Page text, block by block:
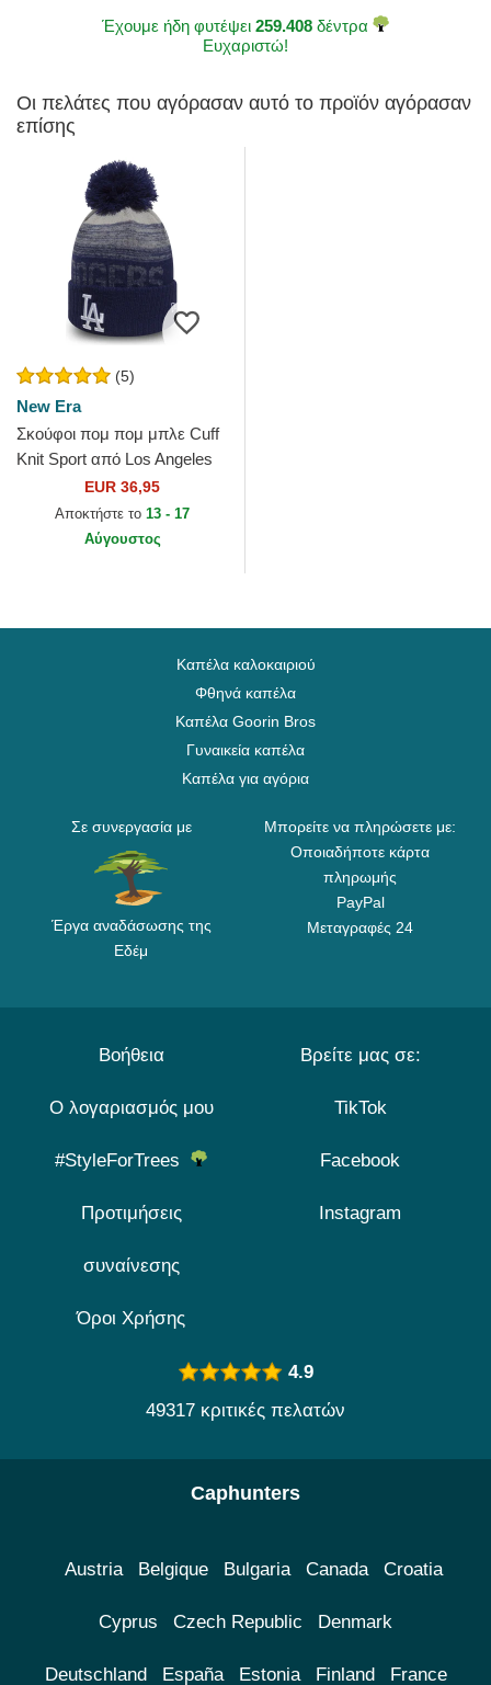
Έχουμε ήδη φυτέψει 259.408 δέντρα
Ευχαριστώ!
Οι πελάτες που αγόρασαν αυτό το προϊόν αγόρασαν
επίσης
(5)
New Era
Σκούφοι πομ πομ μπλε Cuff
Knit Sport από Los Angeles
Dodgers MLB από New Era
EUR 36,95
Αποκτήστε το 13 - 17
Αύγουστος
Καπέλα καλοκαιριού
Φθηνά καπέλα
Καπέλα Goorin Bros
Γυναικεία καπέλα
Καπέλα για αγόρια
Σε συνεργασία με
Έργα αναδάσωσης της
Εδέμ
Μπορείτε να πληρώσετε με:
Οποιαδήποτε κάρτα
πληρωμής
PayPal
Μεταγραφές 24
Βοήθεια
Ο λογαριασμός μου
#StyleForTrees
Προτιμήσεις
συναίνεσης
Όροι Χρήσης
Βρείτε μας σε:
TikTok
Facebook
Instagram
4.9
49317 κριτικές πελατών
Caphunters
Austria Belgique Bulgaria Canada Croatia
Cyprus Czech Republic Denmark
Deutschland España Estonia Finland France